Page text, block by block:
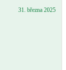
31. března 2025